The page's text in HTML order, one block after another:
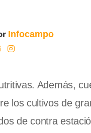
Infocampo
Además,
los cultivos de
de contra